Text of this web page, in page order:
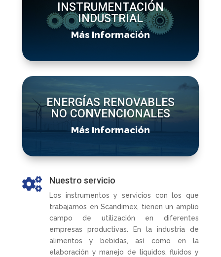
INSTRUMENTACIÓN
INDUSTRIAL
Más Información
ENERGÍAS RENOVABLES
NO CONVENCIONALES
Más Información
 Nuestro servicio
Los instrumentos y servicios con los que
trabajamos en Scandimex, tienen un amplio
campo de utilización en diferentes
empresas productivas. En la industria de
alimentos y bebidas, así como en la
elaboración y manejo de líquidos, fluidos y